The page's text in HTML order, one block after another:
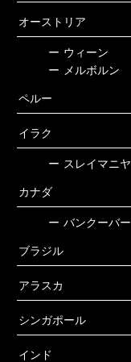
オーストリア
ー ウィーン
ー
メルボルン
ペルー
イラク
ー スレイマニヤ
カナダ
ー バンクーバー
ブラジル
アラスカ
シンガポール
インド